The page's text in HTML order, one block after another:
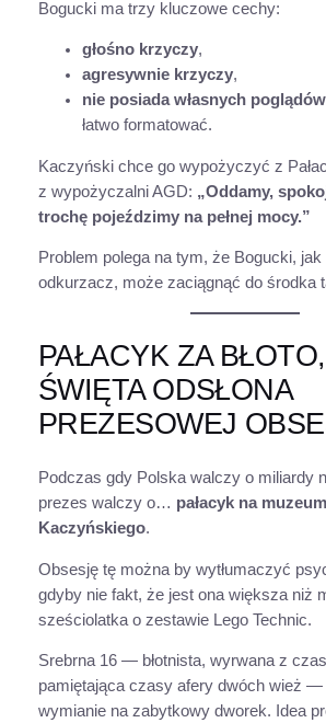
Bogucki ma trzy kluczowe cechy:
głośno krzyczy,
agresywnie krzyczy,
nie posiada własnych poglądów
łatwo formatować.
Kaczyński chce go wypożyczyć z
z wypożyczalni AGD: „Oddamy,
trochę pojeździmy na pełnej mocy.”
Problem polega na tym, że Bogucki,
odkurzacz, może zaciągnąć do środka
PAŁACYK ZA
ŚWIĘTA ODSŁONA
PREZESOWEJ
Podczas gdy Polska walczy o miliardy
prezes walczy o… pałacyk na
Kaczyńskiego.
Obsesję tę można by wytłumaczyć
gdyby nie fakt, że jest ona większa niż
sześciolatka o zestawie Lego Technic.
Srebrna 16 — błotnista, wyrwana z
pamiętająca czasy afery dwóch wież
wymianie na zabytkowy dworek. Idea